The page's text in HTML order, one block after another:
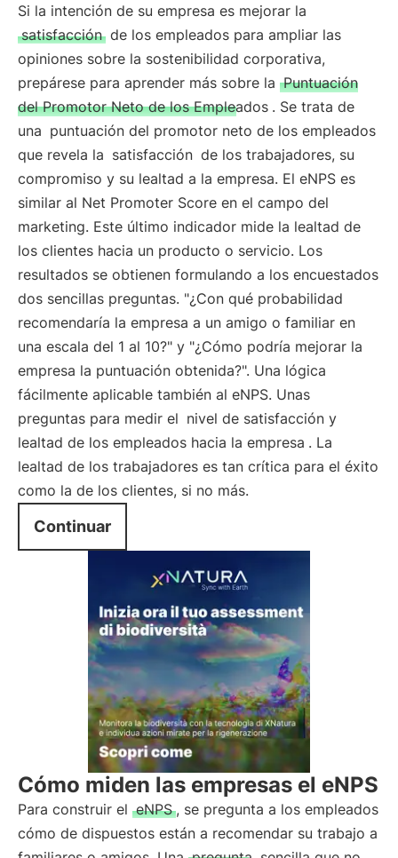
Si la intención de su empresa es mejorar la
satisfacción de los empleados para ampliar las
opiniones sobre la sostenibilidad corporativa,
prepárese para aprender más sobre la Puntuación
del Promotor Neto de los Empleados . Se trata de
una puntuación del promotor neto de los empleados
que revela la satisfacción de los trabajadores, su
compromiso y su lealtad a la empresa. El eNPS es
similar al Net Promoter Score en el campo del
marketing. Este último indicador mide la lealtad de
los clientes hacia un producto o servicio. Los
resultados se obtienen formulando a los encuestados
dos sencillas preguntas. "¿Con qué probabilidad
recomendaría la empresa a un amigo o familiar en
una escala del 1 al 10?" y "¿Cómo podría mejorar la
empresa la puntuación obtenida?". Una lógica
fácilmente aplicable también al eNPS. Unas
preguntas para medir el nivel de satisfacción y
lealtad de los empleados hacia la empresa . La
lealtad de los trabajadores es tan crítica para el éxito
como la de los clientes, si no más.
Continuar
Cómo miden las empresas el eNPS
Para construir el eNPS , se pregunta a los empleados
cómo de dispuestos están a recomendar su trabajo a